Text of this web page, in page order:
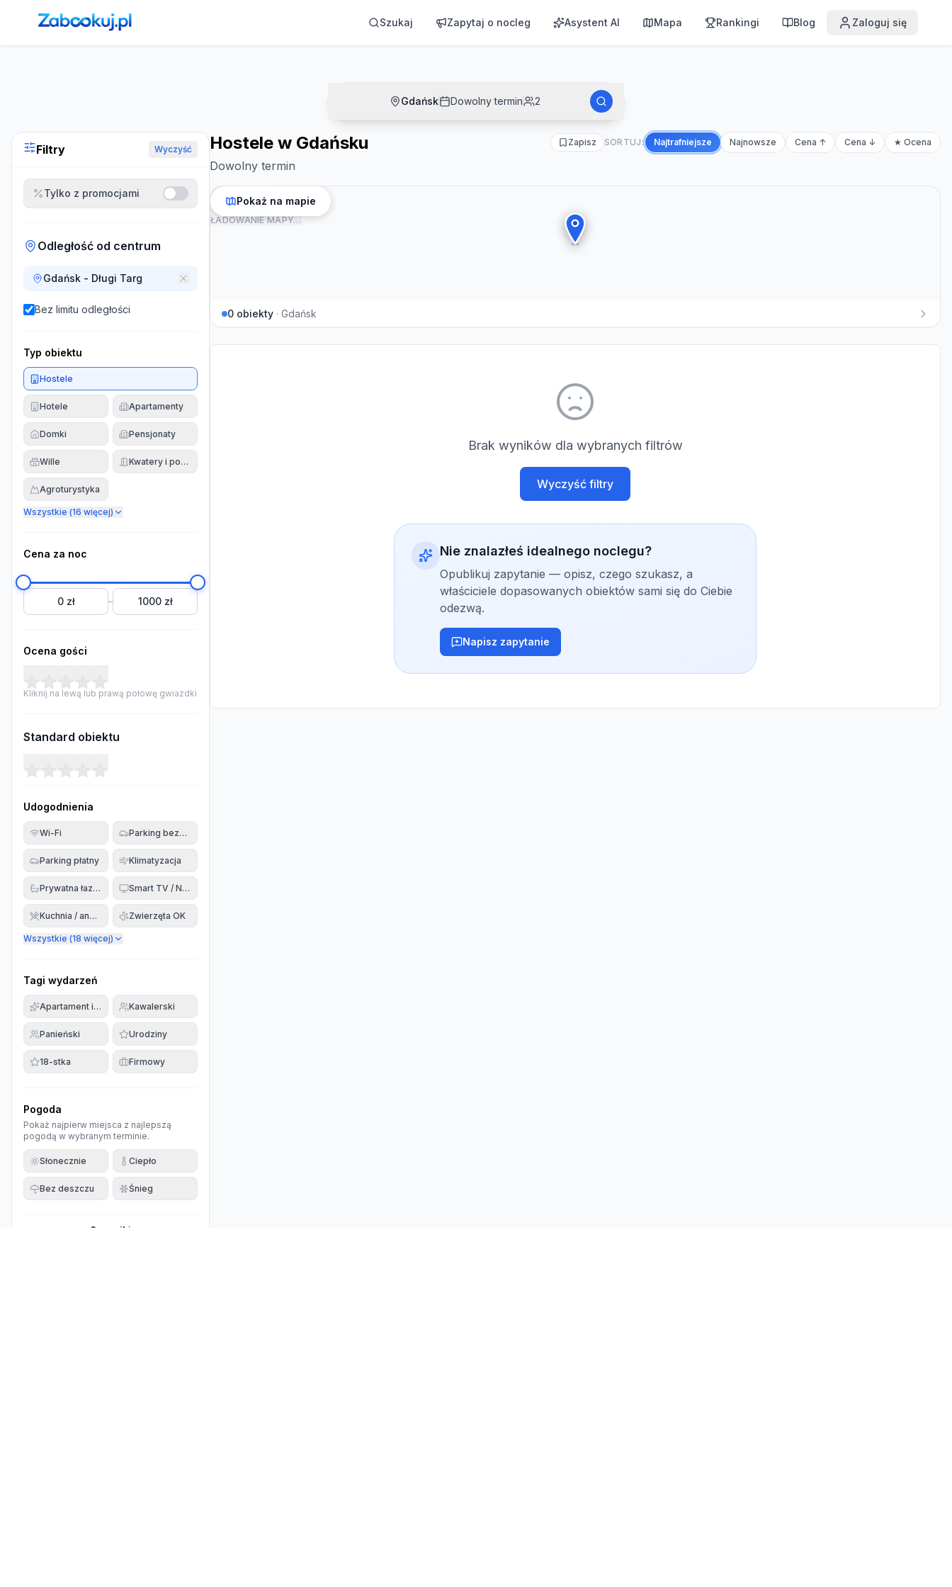
Strona główna ›Noclegi Szukaj Zapytaj o nocleg Asystent AI Mapa Rankingi Blog Zaloguj się
Gdańsk Dowolny termin 2
Filtry Wyczyść
Tylko z promocjami
Odległość od centrum
Gdańsk - Długi Targ
Bez limitu odległości
Typ obiektu
Hostele
Hotele Apartamenty
Domki Pensjonaty
Wille Kwatery i pokoje
Agroturystyka
Wszystkie (16 więcej)
Cena za noc
0 zł – 1000 zł
Ocena gości
Kliknij na lewą lub prawą połowę gwiazdki
Standard obiektu
Udogodnienia
Wi-Fi Parking bezpłatny
Parking płatny Klimatyzacja
Prywatna łazienka Smart TV / Netflix
Kuchnia / aneks Zwierzęta OK
Wszystkie (18 więcej)
Tagi wydarzeń
Apartament imprezowyKawalerski
Panieński Urodziny
18-stka Firmowy
Pogoda
Pokaż najpierw miejsca z najlepszą
pogodą w wybranym terminie.
Słonecznie Ciepło
Bez deszczu Śnieg
0 wyniki
Hostele w Gdańsku
Dowolny termin
Zapisz SORTUJ: Najtrafniejsze Najnowsze Cena ↑ Cena ↓ ★ Ocena
ŁADOWANIE MAPY…
Pokaż na mapie
0 obiekty · Gdańsk
Brak wyników dla wybranych filtrów
Wyczyść filtry
Nie znalazłeś idealnego noclegu?
Opublikuj zapytanie — opisz, czego szukasz, a
właściciele dopasowanych obiektów sami się do Ciebie
odezwą.
Napisz zapytanie